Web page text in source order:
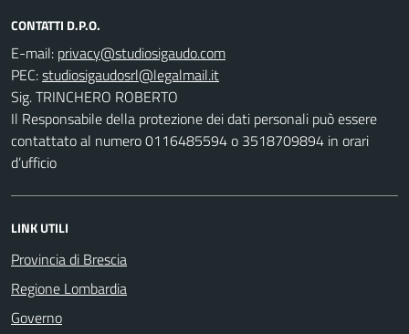
CONTATTI D.P.O.
E-mail:
PEC:
Sig. TRINCHERO ROBERTO
Il Responsabile della protezione dei dati personali può essere
contattato al numero 0116485594 o 3518709894 in orari
d’ufficio
LINK UTILI
Provincia di Brescia
Regione Lombardia
Governo